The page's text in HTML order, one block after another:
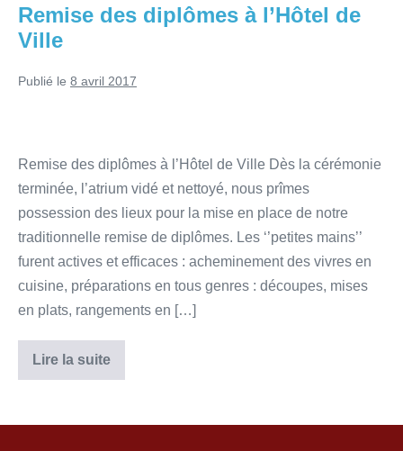
Remise des diplômes à l’Hôtel de
Ville
Publié le 8 avril 2017
Remise des diplômes à l’Hôtel de Ville Dès la cérémonie
terminée, l’atrium vidé et nettoyé, nous prîmes
possession des lieux pour la mise en place de notre
traditionnelle remise de diplômes. Les ‘’petites mains’’
furent actives et efficaces : acheminement des vivres en
cuisine, préparations en tous genres : découpes, mises
en plats, rangements en […]
Lire la suite